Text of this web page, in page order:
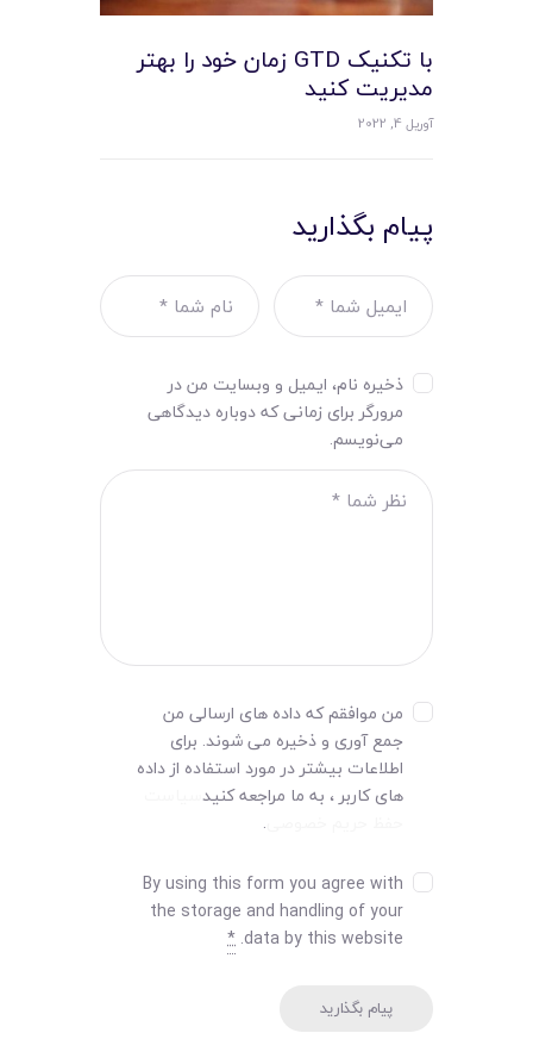
با تکنیک GTD زمان خود را بهتر
مدیریت کنید
آوریل 4, 2022
پیام بگذارید
ذخیره نام، ایمیل و وبسایت من در
مرورگر برای زمانی که دوباره دیدگاهی
می‌نویسم.
من موافقم که داده های ارسالی من
جمع آوری و ذخیره می شوند. برای
اطلاعات بیشتر در مورد استفاده از داده
های کاربر ، به ما مراجعه کنید
.
By using this form you agree with
the storage and handling of your
data by this website.
*